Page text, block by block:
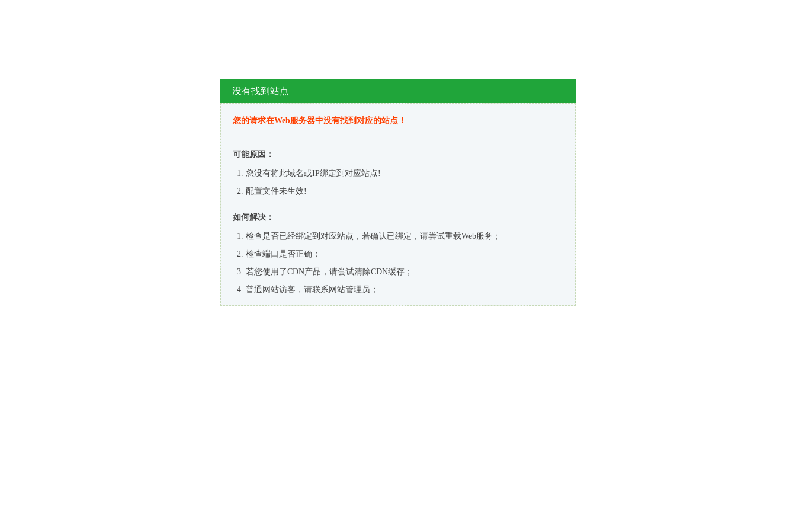
没有找到站点
您的请求在Web服务器中没有找到对应的站点！
可能原因：
您没有将此域名或IP绑定到对应站点!
配置文件未生效!
如何解决：
检查是否已经绑定到对应站点，若确认已绑定，请尝试重载Web服务；
检查端口是否正确；
若您使用了CDN产品，请尝试清除CDN缓存；
普通网站访客，请联系网站管理员；